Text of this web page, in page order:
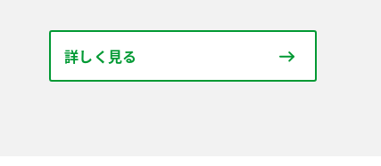
詳しく見る